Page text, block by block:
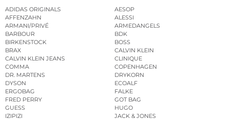
ADIDAS ORIGINALS
AESOP
AFFENZAHN
ALESSI
ARMANI/PRIVÉ
ARMEDANGELS
BARBOUR
BDK
BIRKENSTOCK
BOSS
BRAX
CALVIN KLEIN
CALVIN KLEIN JEANS
CLINIQUE
COMMA
COPENHAGEN
DR. MARTENS
DRYKORN
DYSON
ECOALF
ERGOBAG
FALKE
FRED PERRY
GOT BAG
GUESS
HUGO
IZIPIZI
JACK & JONES